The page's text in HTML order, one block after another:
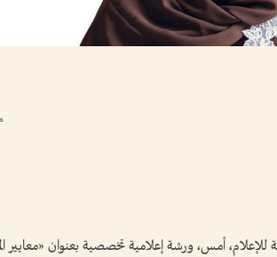
للإعلام، أمس، ورشة إعلامية تخصصية بعنوان «معايير